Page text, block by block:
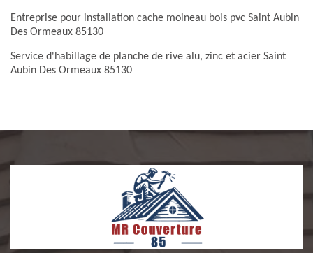
Entreprise pour installation cache moineau bois pvc Saint Aubin
Des Ormeaux 85130
Service d'habillage de planche de rive alu, zinc et acier Saint
Aubin Des Ormeaux 85130